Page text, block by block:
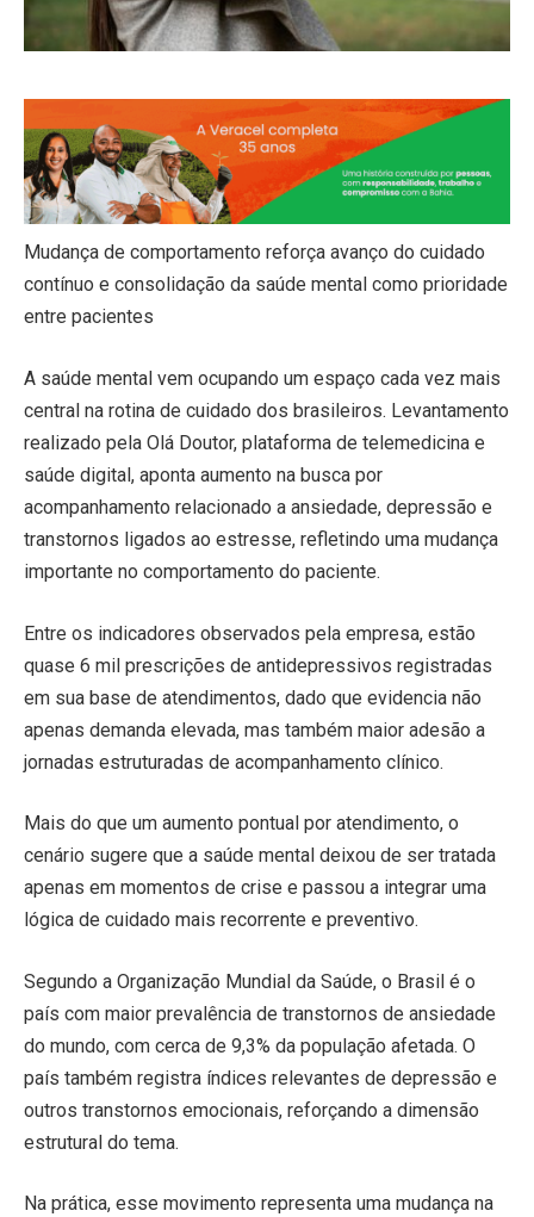
Mudança de comportamento reforça avanço do cuidado
contínuo e consolidação da saúde mental como prioridade
entre pacientes
A saúde mental vem ocupando um espaço cada vez mais
central na rotina de cuidado dos brasileiros. Levantamento
realizado pela Olá Doutor, plataforma de telemedicina e
saúde digital, aponta aumento na busca por
acompanhamento relacionado a ansiedade, depressão e
transtornos ligados ao estresse, refletindo uma mudança
importante no comportamento do paciente.
Entre os indicadores observados pela empresa, estão
quase 6 mil prescrições de antidepressivos registradas
em sua base de atendimentos, dado que evidencia não
apenas demanda elevada, mas também maior adesão a
jornadas estruturadas de acompanhamento clínico.
Mais do que um aumento pontual por atendimento, o
cenário sugere que a saúde mental deixou de ser tratada
apenas em momentos de crise e passou a integrar uma
lógica de cuidado mais recorrente e preventivo.
Segundo a Organização Mundial da Saúde, o Brasil é o
país com maior prevalência de transtornos de ansiedade
do mundo, com cerca de 9,3% da população afetada. O
país também registra índices relevantes de depressão e
outros transtornos emocionais, reforçando a dimensão
estrutural do tema.
Na prática, esse movimento representa uma mudança na